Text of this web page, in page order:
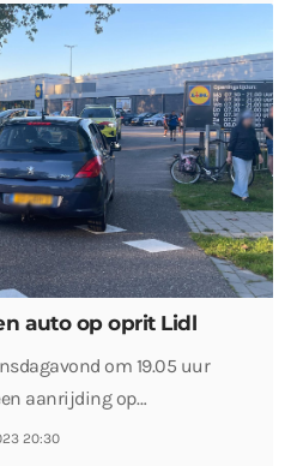
auto op oprit Lidl
om 19.05 uur
aanrijding op…
20:30